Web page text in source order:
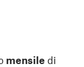
mensile di